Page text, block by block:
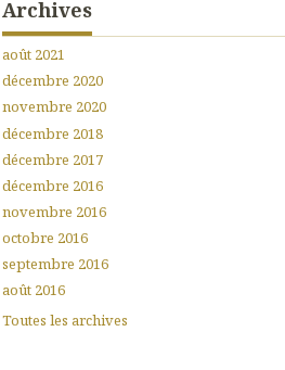
Archives
août 2021
décembre 2020
novembre 2020
décembre 2018
décembre 2017
décembre 2016
novembre 2016
octobre 2016
septembre 2016
août 2016
Toutes les archives